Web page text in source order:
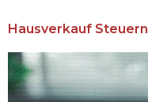
Hausverkauf Steuern